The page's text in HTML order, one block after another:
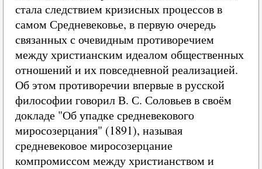
стала следствием кризисных процессов в
самом Средневековье, в первую очередь
связанных с очевидным противоречием
между христианским идеалом общественных
отношений и их повседневной реализацией.
Об этом противоречии впервые в русской
философии говорил В. С. Соловьев в своём
докладе "Об упадке средневекового
миросозерцания" (1891), называя
средневековое миросозерцание
компромиссом между христианством и